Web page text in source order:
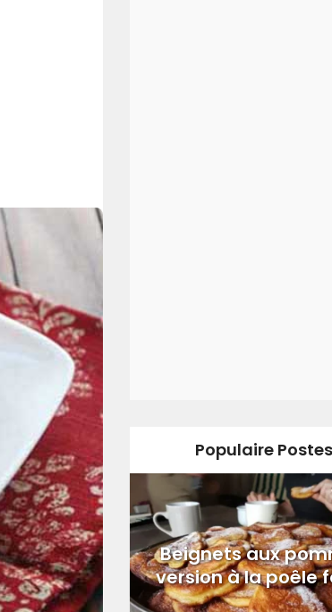
Populaire Postes
Beignets aux
version à la poêle